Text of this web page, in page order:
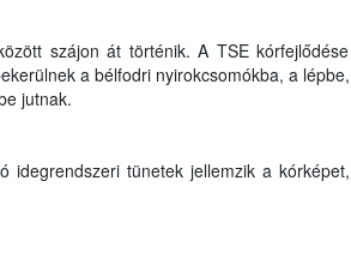
szájon át történik. A TSE kórfejlődése
a bélfodri nyirokcsomókba, a lépbe,
jutnak.
idegrendszeri tünetek jellemzik a kórképet,